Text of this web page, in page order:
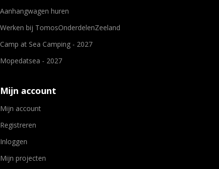
Aanhangwagen huren
Werken bij TomosOnderdelenZeeland
Camp at Sea Camping - 2027
Mopedatsea - 2027
Mijn account
Mijn account
Registreren
Inloggen
Mijn projecten